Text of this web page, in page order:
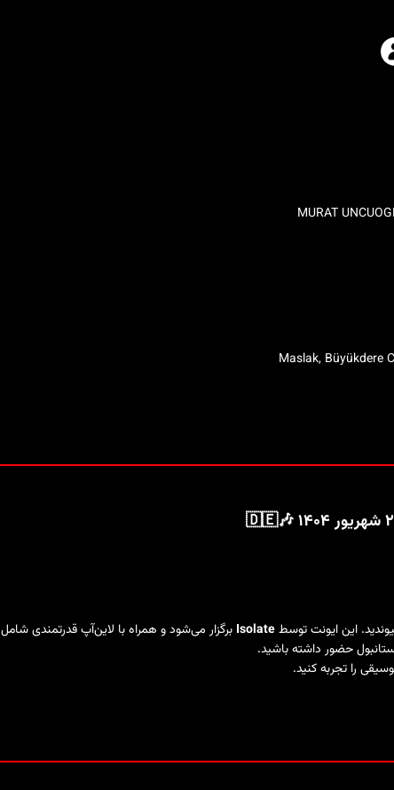
MURAT
Maslak, Büyükdere
این ایونت توسطIsolate برگزار می‌شود و همراه با لاین‌آپ قدرتمندی شامل
حضور داشته باشید.
را تجربه کنید.